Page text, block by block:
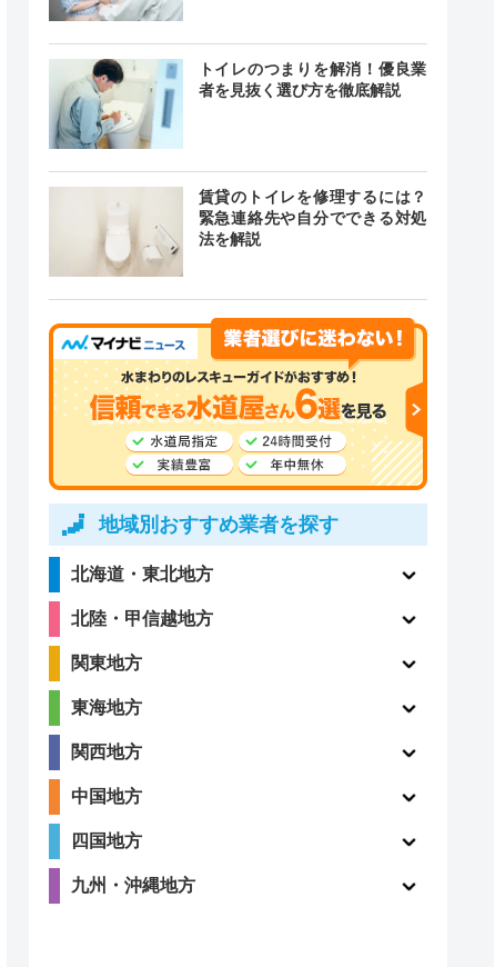
クチコミ
ー
4.1
（198件）
4.1
（74件）
4.3
トイレのつまりを解消！優良業
者を見抜く選び方を徹底解説
賃貸のトイレを修理するには？
緊急連絡先や自分でできる対処
法を解説
地域別おすすめ業者を探す
北海道・東北地方
北陸・甲信越地方
関東地方
東海地方
関西地方
中国地方
四国地方
九州・沖縄地方